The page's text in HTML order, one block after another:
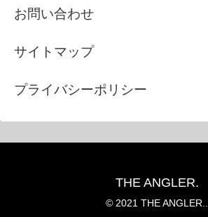
お問い合わせ
サイトマップ
プライバシーポリシー
THE ANGLER.
© 2021 THE ANGLER..